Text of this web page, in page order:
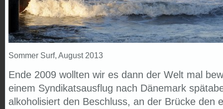
Sommer Surf, August 2013
Ende 2009 wollten wir es dann der Welt mal
einem Syndikatsausflug nach Dänemark
alkoholisiert den Beschluss, an der Brücke den